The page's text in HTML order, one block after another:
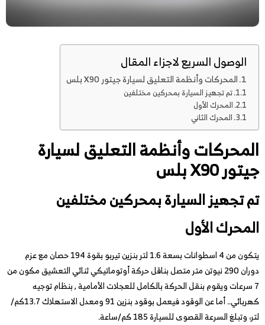
الوصول السريع لاجزاء المقال
المحركات وأنظمة التعليق لسيارة جيتور X90 بلس
تم تجهيز السيارة بمحركين مختلفين
المحرك الأول
المحرك الثاني
المحركات وأنظمة التعليقلسيارة
جيتور X90 بلس
تم تجهيز السيارة بمحركين مختلفين
المحرك الأول
يتكون من 4 اسطوانات بسعة 1.6 لتر بنزين تيربو بقوة 194 حصان مع عزم
دوران 290 نيوتن متر متصل بناقل حركة أوتوماتيكي ثنائي التعشيق مكون من
7 سرعات ويقوم بنقل الحركة بالكامل للعجلات الأمامية , بنظام توجيه
كهربائي.. أما عن الوقود فيعمل بوقود بنزين 91 ومعدل الاستهلاك 13.7كم/
لتر، وتبلغ السرعة القصوى للسيارة 185 كم/ساعة.